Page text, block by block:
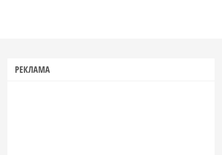
РЕКЛАМА